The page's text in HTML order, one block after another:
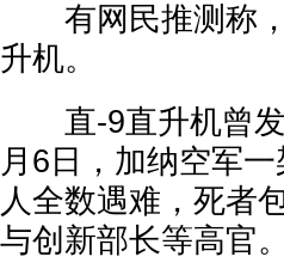
有网民推测称，
升机。
直-9直升机曾发
月6日，加纳空军
人全数遇难，死者
与创新部长等高官。